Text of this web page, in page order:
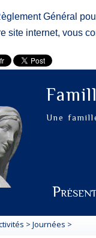
Général
site internet, vous
Une
> Journées >